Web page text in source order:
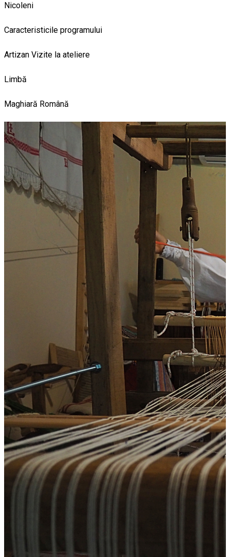
Nicoleni
Caracteristicile programului
Artizan Vizite la ateliere
Limbă
Maghiară Română